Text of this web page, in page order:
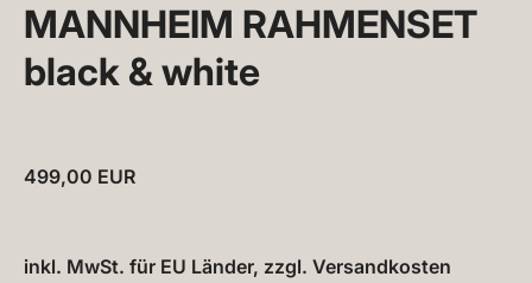
MANNHEIM RAHMENSET
black & white
499,00 EUR
inkl. MwSt. für EU Länder, zzgl. Versandkosten